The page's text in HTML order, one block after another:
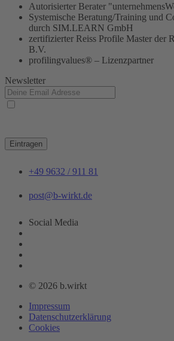
Autorisierter Berater
Systemische Beratung/Training und
durch SIM.LEARN GmbH
zertifizierter Reiss Profile Master der
B.V.
profilingvalues® – Lizenzpartner
Newsletter
Eintragen
+49 9632 / 911 81
post@b-wirkt.de
Social Media
© 2026 b.wirkt
Impressum
Datenschutzerklärung
Cookies